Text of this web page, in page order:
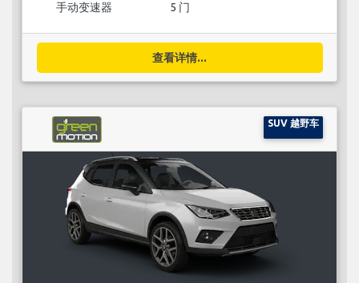
手动变速器 5 门
查看详情...
SUV 越野车